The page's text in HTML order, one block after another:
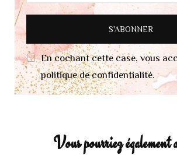
En cochant cette case, vous
politique de confidentialité.
Vous pourriez également